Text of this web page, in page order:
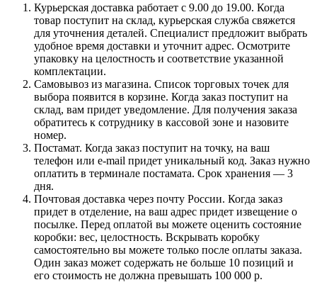
Курьерская доставка работает с 9.00 до 19.00. Когда
товар поступит на склад, курьерская служба свяжется
для уточнения деталей. Специалист предложит выбрать
удобное время доставки и уточнит адрес. Осмотрите
упаковку на целостность и соответствие указанной
комплектации.
Самовывоз из магазина. Список торговых точек для
выбора появится в корзине. Когда заказ поступит на
склад, вам придет уведомление. Для получения заказа
обратитесь к сотруднику в кассовой зоне и назовите
номер.
Постамат. Когда заказ поступит на точку, на ваш
телефон или e-mail придет уникальный код. Заказ нужно
оплатить в терминале постамата. Срок хранения — 3
дня.
Почтовая доставка через почту России. Когда заказ
придет в отделение, на ваш адрес придет извещение о
посылке. Перед оплатой вы можете оценить состояние
коробки: вес, целостность. Вскрывать коробку
самостоятельно вы можете только после оплаты заказа.
Один заказ может содержать не больше 10 позиций и
его стоимость не должна превышать 100 000 р.